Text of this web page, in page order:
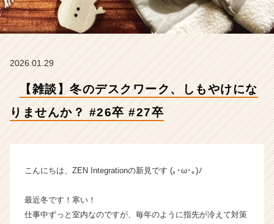
【株
式
会
N
I
n
a
o
2026.01.29
【雑談】冬のデスクワーク、しもやけにな
りませんか？ #26卒 #27卒
こんにちは、ZEN Integrationの新見です (｡･ω･｡)ﾉ
最近冬です！寒い！
仕事中ずっと室内なのですが、毎年のように指先が冷えて対策